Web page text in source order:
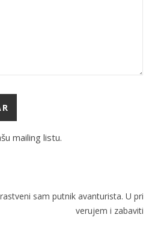
mailing listu.
sam putnik avanturista. U
verujem i zabaviti